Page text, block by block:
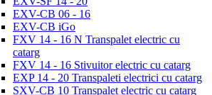
EXV-CB 06 - 16
EXV-CB iGo
FXV 14 - 16 N Transpalet electric cu
catarg
FXV 14 - 16 Stivuitor electric cu catarg
EXP 14 - 20 Transpaleti electrici cu catarg
SXV-CB 10 Transpalet electric cu catarg